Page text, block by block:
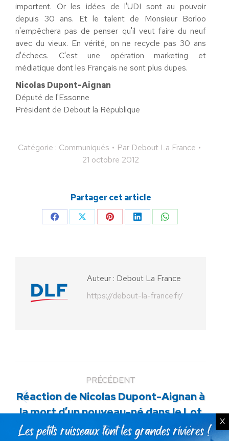
importent. Or les idées de l'UDI sont au pouvoir
depuis 30 ans. Et le talent de Monsieur Borloo
n'empêchera pas de penser qu'il veut faire du neuf
avec du vieux. En vérité, on ne recycle pas 30 ans
d'échecs. C'est une opération marketing et
médiatique dont les Français ne sont plus dupes.
Nicolas Dupont-Aignan
Député de l'Essonne
Président de Debout la République
Catégorie : Communiqués Par Debout La France
21 octobre 2012
Partager cet article
PartagerPartagerPartagerPartagerPartager
Auteur : Debout La France
https://debout-la-france.fr/
PRÉCÉDENT
Article
précédent
:
Réaction de Nicolas Dupont-Aignan à
la mort d’un nouveau-né dans le Lot
SUIVANT
X